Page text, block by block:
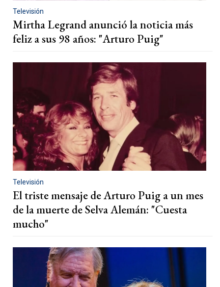
Televisión
Mirtha Legrand anunció la noticia más
feliz a sus 98 años: "Arturo Puig"
Televisión
El triste mensaje de Arturo Puig a un mes
de la muerte de Selva Alemán: "Cuesta
mucho"